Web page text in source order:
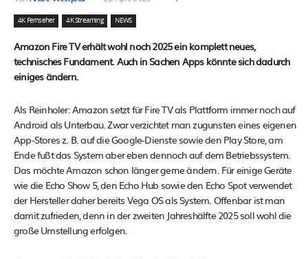
4K Fernseher 4K Streaming NEWS
Amazon Fire TV erhält wohl noch 2025 ein komplett neues,
technisches Fundament. Auch in Sachen Apps könnte sich dadurch
einiges ändern.
Als Reinholer: Amazon setzt für Fire TV als Plattform immer noch auf
Android als Unterbau. Zwar verzichtet man zugunsten eines eigenen
App-Stores z. B. auf die Google-Dienste sowie den Play Store, am
Ende fußt das System aber eben dennoch auf dem Betriebssystem.
Das möchte Amazon schon länger gerne ändern. Für einige Geräte
wie die Echo Show 5, den Echo Hub sowie den Echo Spot verwendet
der Hersteller daher bereits Vega OS als System. Offenbar ist man
damit zufrieden, denn in der zweiten Jahreshälfte 2025 soll wohl die
große Umstellung erfolgen.